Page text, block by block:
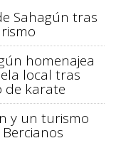
Sahagún tras
homenajea
local tras
de karate
y un turismo